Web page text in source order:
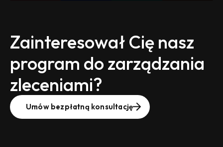
Zainteresował Cię nasz
program do zarządzania
zleceniami?
Umów bezpłatną konsultację